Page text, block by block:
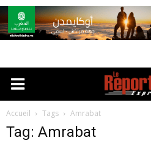
Accueil Tags Amrabat
Tag: Amrabat